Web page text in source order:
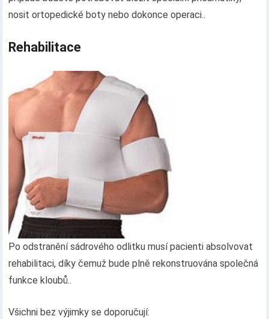
nosit ortopedické boty nebo dokonce operaci..
Rehabilitace
Po odstranění sádrového odlitku musí pacienti absolvovat
rehabilitaci, díky čemuž bude plně rekonstruována společná
funkce kloubů..
Všichni bez výjimky se doporučují: